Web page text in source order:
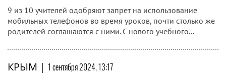
9 из 10 учителей одобряют запрет на использование
мобильных телефонов во время уроков, почти столько же
родителей соглашаются с ними. С нового учебного...
КРЫМ | 1 сентября 2024, 13:17